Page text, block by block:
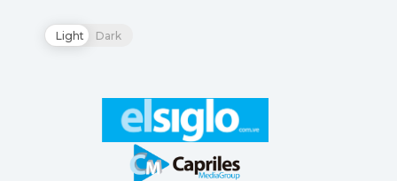
Light Dark